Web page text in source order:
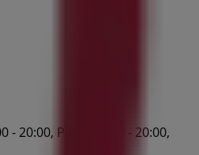
20:00, Pátek 09:00 - 20:00,